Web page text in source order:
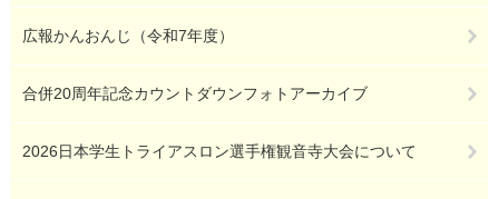
広報かんおんじ（令和7年度）
合併20周年記念カウントダウンフォトアーカイブ
2026日本学生トライアスロン選手権観音寺大会について